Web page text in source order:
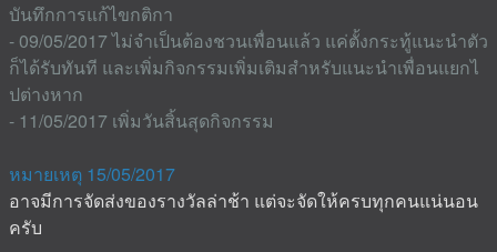
บันทึกการแก้ไขกติกา
- 09/05/2017 ไม่จำเป็นต้องชวนเพื่อนแล้ว แค่ตั้งกระทู้แนะนำตัว
ก็ได้รับทันที และเพิ่มกิจกรรมเพิ่มเติมสำหรับแนะนำเพื่อนแยกไ
ปต่างหาก
- 11/05/2017 เพิ่มวันสิ้นสุดกิจกรรม
หมายเหตุ 15/05/2017
อาจมีการจัดส่งของรางวัลล่าช้า แต่จะจัดให้ครบทุกคนแน่นอน
ครับ